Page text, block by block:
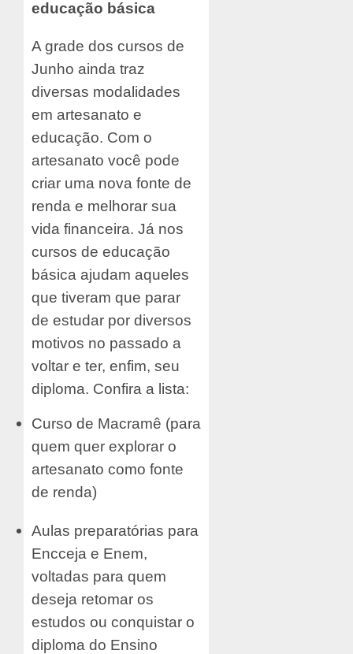
educação básica
A grade dos cursos de
Junho ainda traz
diversas modalidades
em artesanato e
educação. Com o
artesanato você pode
criar uma nova fonte de
renda e melhorar sua
vida financeira. Já nos
cursos de educação
básica ajudam aqueles
que tiveram que parar
de estudar por diversos
motivos no passado a
voltar e ter, enfim, seu
diploma. Confira a lista:
Curso de Macramê (para
quem quer explorar o
artesanato como fonte
de renda)
Aulas preparatórias para
Encceja e Enem,
voltadas para quem
deseja retomar os
estudos ou conquistar o
diploma do Ensino